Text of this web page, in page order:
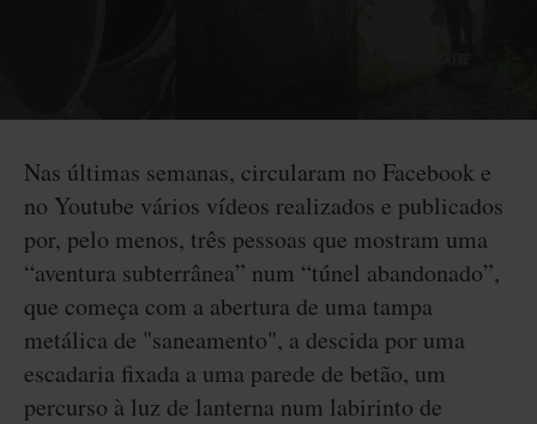
Nas últimas semanas, circularam no Facebook e
no Youtube vários vídeos realizados e publicados
por, pelo menos, três pessoas que mostram uma
“aventura subterrânea” num “túnel abandonado”,
que começa com a abertura de uma tampa
metálica de "saneamento", a descida por uma
escadaria fixada a uma parede de betão, um
percurso à luz de lanterna num labirinto de